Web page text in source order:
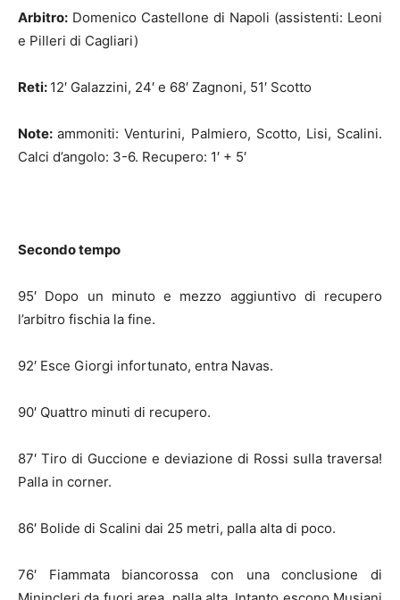
Arbitro: Domenico Castellone di Napoli (assistenti: Leoni
e Pilleri di Cagliari)
Reti: 12′ Galazzini, 24′ e 68′ Zagnoni, 51′ Scotto
Note:ammoniti: Venturini, Palmiero, Scotto, Lisi, Scalini.
Calci d’angolo: 3-6. Recupero: 1′ + 5′
Secondo tempo
95′ Dopo un minuto e mezzo aggiuntivo di recupero
l’arbitro fischia la fine.
92′ Esce Giorgi infortunato, entra Navas.
90′ Quattro minuti di recupero.
87′ Tiro di Guccione e deviazione di Rossi sulla traversa!
Palla in corner.
86′ Bolide di Scalini dai 25 metri, palla alta di poco.
76′ Fiammata biancorossa con una conclusione di